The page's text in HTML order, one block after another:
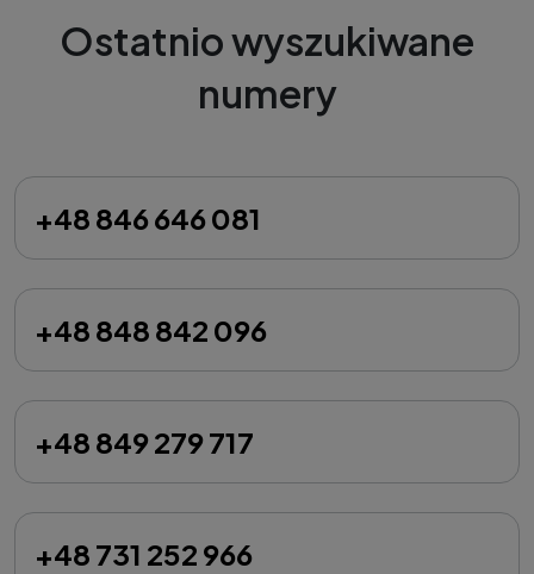
Ostatnio wyszukiwane
numery
+48 846 646 081
+48 848 842 096
+48 849 279 717
+48 731 252 966